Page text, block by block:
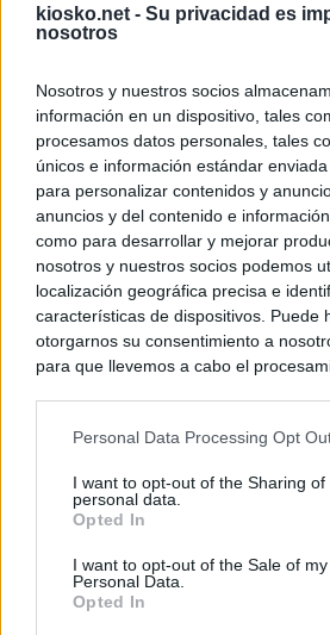
kiosko.net - Su privacidad es
nosotros
Nosotros y nuestros socios
información en un dispositivo, tales
procesamos datos personales, tales
únicos e información estándar
para personalizar contenidos y
anuncios y del contenido e
como para desarrollar y mejorar
nosotros y nuestros socios podemos
localización geográfica precisa e
características de dispositivos. Puede
otorgarnos su consentimiento a
para que llevemos a cabo el
negar su consentimiento. Tenga en
de su consentimiento, pero usted tiene
rechazar tal procesamiento. Sus
cualquier momento entrando de
visitando nuestra política de privacidad.
Personal Data Processing Opt
I want to opt-out of the Sharing of
personal data.
Opted In
I want to opt-out of the Sale of my
Personal Data.
Opted In